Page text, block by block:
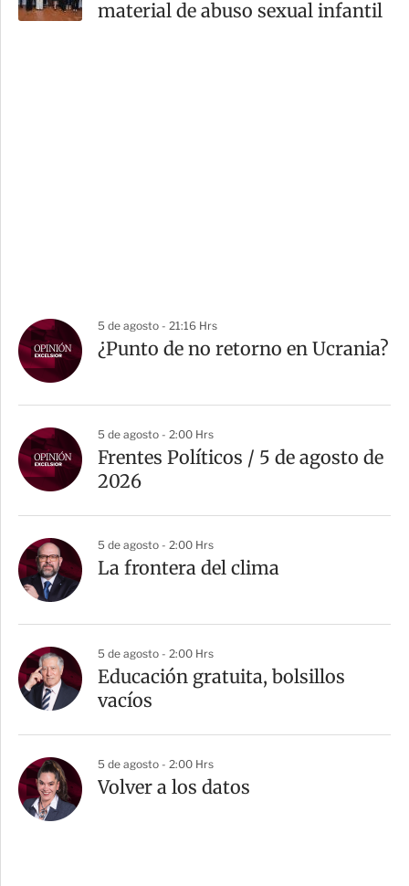
material de abuso sexual infantil
5 de agosto - 21:16 Hrs
¿Punto de no retorno en Ucrania?
5 de agosto - 2:00 Hrs
Frentes Políticos / 5 de agosto de
2026
5 de agosto - 2:00 Hrs
La frontera del clima
5 de agosto - 2:00 Hrs
Educación gratuita, bolsillos
vacíos
5 de agosto - 2:00 Hrs
Volver a los datos